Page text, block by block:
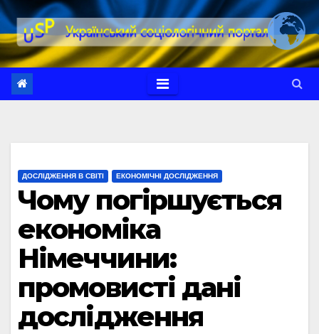
Перейти
до
вмісту
ДОСЛІДЖЕННЯ В СВІТІ ЕКОНОМІЧНІ ДОСЛІДЖЕННЯ
Чому погіршується
економіка
Німеччини:
промовисті дані
дослідження